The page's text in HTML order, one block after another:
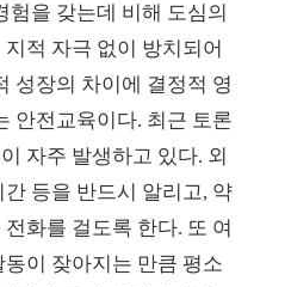
험을 갖는데 비해 도심의
적 자극 없이 방치되어
성장의 차이에 결정적 영
안전교육이다. 최근 토론
자주 발생하고 있다. 외
등을 반드시 알리고, 약
화를 걸도록 한다. 또 여
이 잦아지는 만큼 평소